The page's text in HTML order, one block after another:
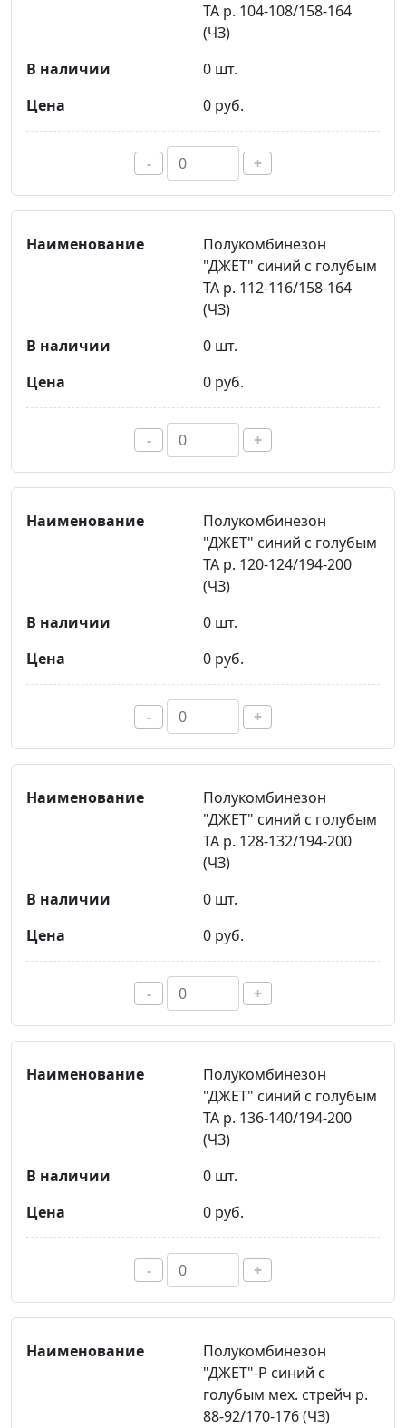
ТА р. 104-108/158-164
(ЧЗ)
0 шт.
0 руб.
- +
Полукомбинезон
"ДЖЕТ" синий с голубым
ТА р. 112-116/158-164
(ЧЗ)
0 шт.
0 руб.
- +
Полукомбинезон
"ДЖЕТ" синий с голубым
ТА р. 120-124/194-200
(ЧЗ)
0 шт.
0 руб.
- +
Полукомбинезон
"ДЖЕТ" синий с голубым
ТА р. 128-132/194-200
(ЧЗ)
0 шт.
0 руб.
- +
Полукомбинезон
"ДЖЕТ" синий с голубым
ТА р. 136-140/194-200
(ЧЗ)
0 шт.
0 руб.
- +
Полукомбинезон
"ДЖЕТ"-Р синий с
голубым мех. стрейч р.
88-92/170-176 (ЧЗ)